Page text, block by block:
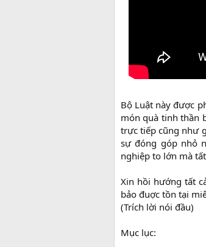
Bộ Luật này được
món quà tinh thần
trực tiếp cũng như
sự đóng góp nhỏ
nghiệp to lớn mà
Xin hồi hướng tất
bảo đuợc tồn tại
(Trích lời nói đầu)
Mục lục: